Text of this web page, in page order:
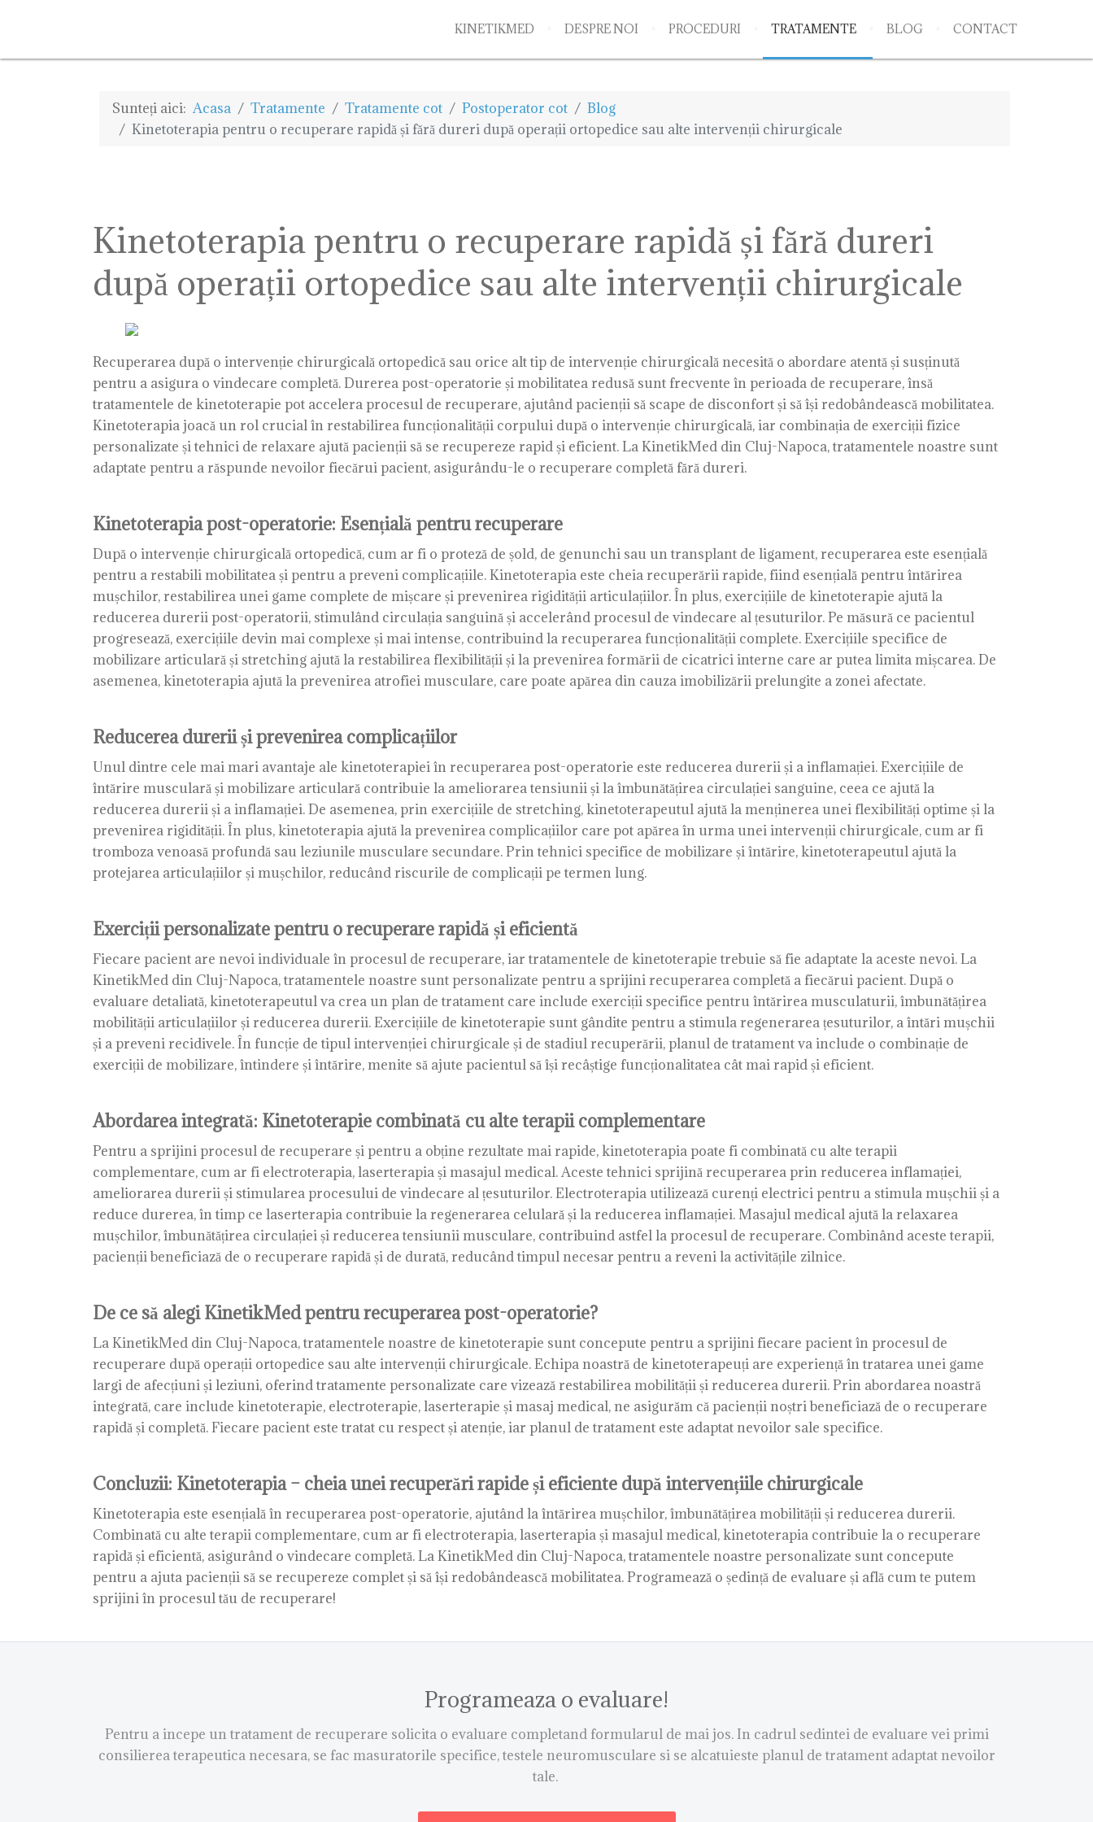
KINETIKMED DESPRE NOI PROCEDURI TRATAMENTE BLOG CONTACT
Sunteți aici: Acasa Tratamente Tratamente cot Postoperator cot
Blog
Kinetoterapia pentru o recuperare rapidă și fără dureri după operații ortopedice sau alte intervenții chirurgicale
Kinetoterapia pentru o recuperare rapidă și fără dureri
după operații ortopedice sau alte intervenții chirurgicale
Recuperarea după o intervenție chirurgicală ortopedică sau orice alt tip de intervenție chirurgicală necesită o abordare atentă și susținută
pentru a asigura o vindecare completă. Durerea post-operatorie și mobilitatea redusă sunt frecvente în perioada de recuperare, însă
tratamentele de kinetoterapie pot accelera procesul de recuperare, ajutând pacienții să scape de disconfort și să își redobândească mobilitatea.
Kinetoterapia joacă un rol crucial în restabilirea funcționalității corpului după o intervenție chirurgicală, iar combinația de exerciții fizice
personalizate și tehnici de relaxare ajută pacienții să se recupereze rapid și eficient. La KinetikMed din Cluj-Napoca, tratamentele noastre sunt
adaptate pentru a răspunde nevoilor fiecărui pacient, asigurându-le o recuperare completă fără dureri.
Kinetoterapia post-operatorie: Esențială pentru recuperare
După o intervenție chirurgicală ortopedică, cum ar fi o proteză de șold, de genunchi sau un transplant de ligament, recuperarea este esențială
pentru a restabili mobilitatea și pentru a preveni complicațiile. Kinetoterapia este cheia recuperării rapide, fiind esențială pentru întărirea
mușchilor, restabilirea unei game complete de mișcare și prevenirea rigidității articulațiilor. În plus, exercițiile de kinetoterapie ajută la
reducerea durerii post-operatorii, stimulând circulația sanguină și accelerând procesul de vindecare al țesuturilor. Pe măsură ce pacientul
progresează, exercițiile devin mai complexe și mai intense, contribuind la recuperarea funcționalității complete. Exercițiile specifice de
mobilizare articulară și stretching ajută la restabilirea flexibilității și la prevenirea formării de cicatrici interne care ar putea limita mișcarea. De
asemenea, kinetoterapia ajută la prevenirea atrofiei musculare, care poate apărea din cauza imobilizării prelungite a zonei afectate.
Reducerea durerii și prevenirea complicațiilor
Unul dintre cele mai mari avantaje ale kinetoterapiei în recuperarea post-operatorie este reducerea durerii și a inflamației. Exercițiile de
întărire musculară și mobilizare articulară contribuie la ameliorarea tensiunii și la îmbunătățirea circulației sanguine, ceea ce ajută la
reducerea durerii și a inflamației. De asemenea, prin exercițiile de stretching, kinetoterapeutul ajută la menținerea unei flexibilități optime și la
prevenirea rigidității. În plus, kinetoterapia ajută la prevenirea complicațiilor care pot apărea în urma unei intervenții chirurgicale, cum ar fi
tromboza venoasă profundă sau leziunile musculare secundare. Prin tehnici specifice de mobilizare și întărire, kinetoterapeutul ajută la
protejarea articulațiilor și mușchilor, reducând riscurile de complicații pe termen lung.
Exerciții personalizate pentru o recuperare rapidă și eficientă
Fiecare pacient are nevoi individuale în procesul de recuperare, iar tratamentele de kinetoterapie trebuie să fie adaptate la aceste nevoi. La
KinetikMed din Cluj-Napoca, tratamentele noastre sunt personalizate pentru a sprijini recuperarea completă a fiecărui pacient. După o
evaluare detaliată, kinetoterapeutul va crea un plan de tratament care include exerciții specifice pentru întărirea musculaturii, îmbunătățirea
mobilității articulațiilor și reducerea durerii. Exercițiile de kinetoterapie sunt gândite pentru a stimula regenerarea țesuturilor, a întări mușchii
și a preveni recidivele. În funcție de tipul intervenției chirurgicale și de stadiul recuperării, planul de tratament va include o combinație de
exerciții de mobilizare, întindere și întărire, menite să ajute pacientul să își recâștige funcționalitatea cât mai rapid și eficient.
Abordarea integrată: Kinetoterapie combinată cu alte terapii complementare
Pentru a sprijini procesul de recuperare și pentru a obține rezultate mai rapide, kinetoterapia poate fi combinată cu alte terapii
complementare, cum ar fi electroterapia, laserterapia și masajul medical. Aceste tehnici sprijină recuperarea prin reducerea inflamației,
ameliorarea durerii și stimularea procesului de vindecare al țesuturilor. Electroterapia utilizează curenți electrici pentru a stimula mușchii și a
reduce durerea, în timp ce laserterapia contribuie la regenerarea celulară și la reducerea inflamației. Masajul medical ajută la relaxarea
mușchilor, îmbunătățirea circulației și reducerea tensiunii musculare, contribuind astfel la procesul de recuperare. Combinând aceste terapii,
pacienții beneficiază de o recuperare rapidă și de durată, reducând timpul necesar pentru a reveni la activitățile zilnice.
De ce să alegi KinetikMed pentru recuperarea post-operatorie?
La KinetikMed din Cluj-Napoca, tratamentele noastre de kinetoterapie sunt concepute pentru a sprijini fiecare pacient în procesul de
recuperare după operații ortopedice sau alte intervenții chirurgicale. Echipa noastră de kinetoterapeuți are experiență în tratarea unei game
largi de afecțiuni și leziuni, oferind tratamente personalizate care vizează restabilirea mobilității și reducerea durerii. Prin abordarea noastră
integrată, care include kinetoterapie, electroterapie, laserterapie și masaj medical, ne asigurăm că pacienții noștri beneficiază de o recuperare
rapidă și completă. Fiecare pacient este tratat cu respect și atenție, iar planul de tratament este adaptat nevoilor sale specifice.
Concluzii: Kinetoterapia – cheia unei recuperări rapide și eficiente după intervențiile chirurgicale
Kinetoterapia este esențială în recuperarea post-operatorie, ajutând la întărirea mușchilor, îmbunătățirea mobilității și reducerea durerii.
Combinată cu alte terapii complementare, cum ar fi electroterapia, laserterapia și masajul medical, kinetoterapia contribuie la o recuperare
rapidă și eficientă, asigurând o vindecare completă. La KinetikMed din Cluj-Napoca, tratamentele noastre personalizate sunt concepute
pentru a ajuta pacienții să se recupereze complet și să își redobândească mobilitatea. Programează o ședință de evaluare și află cum te putem
sprijini în procesul tău de recuperare!
Programeaza o evaluare!
Pentru a incepe un tratament de recuperare solicita o evaluare completand formularul de mai jos. In cadrul sedintei de evaluare vei primi
consilierea terapeutica necesara, se fac masuratorile specifice, testele neuromusculare si se alcatuieste planul de tratament adaptat nevoilor
tale.